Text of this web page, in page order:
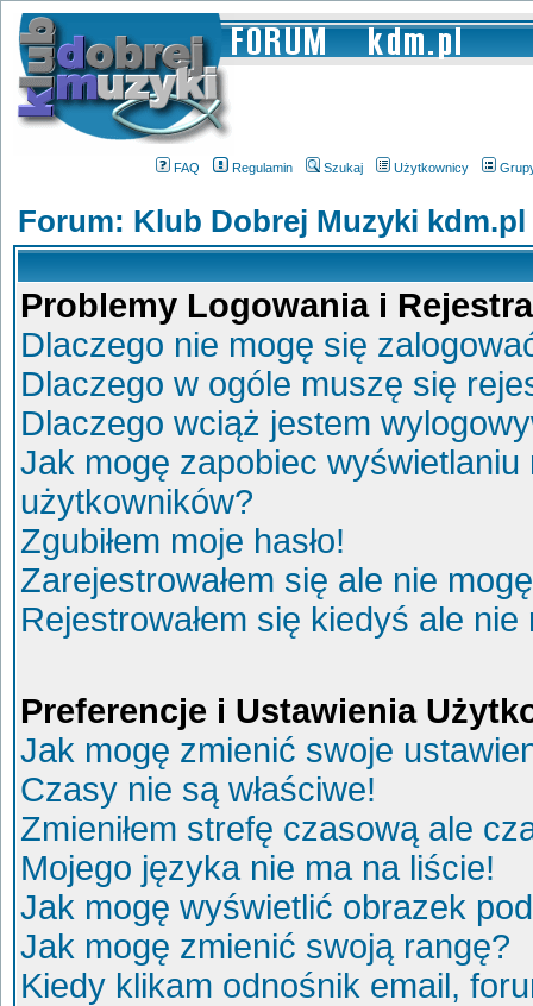
FAQ Regulamin Szukaj Użytkownicy
Forum: Klub Dobrej Muzyki kdm.pl
Problemy Logowania i
Dlaczego nie mogę się
Dlaczego w ogóle muszę się
Dlaczego wciąż jestem
Jak mogę zapobiec
użytkowników?
Zgubiłem moje hasło!
Zarejestrowałem się ale nie
Rejestrowałem się kiedyś ale
Preferencje i Ustawienia
Jak mogę zmienić swoje
Czasy nie są właściwe!
Zmieniłem strefę czasową ale
Mojego języka nie ma na liście!
Jak mogę wyświetlić obrazek
Jak mogę zmienić swoją rangę?
Kiedy klikam odnośnik email,